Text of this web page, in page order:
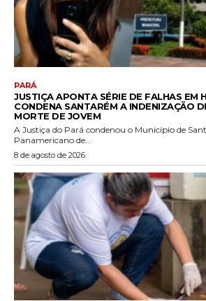
PARÁ
JUSTIÇA APONTA SÉRIE DE FALHAS EM
CONDENA SANTARÉM A INDENIZAÇÃO
MORTE DE JOVEM
A Justiça do Pará condenou o Município de
Panamericano de...
8 de agosto de 2026